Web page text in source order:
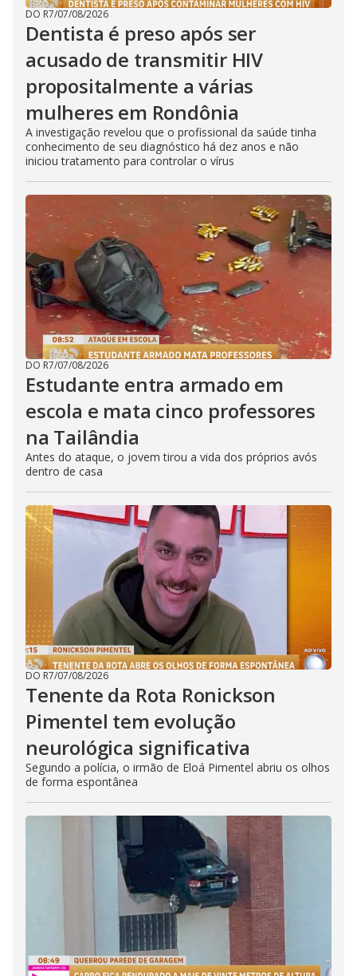
DO R7/07/08/2026
Dentista é preso após ser
acusado de transmitir HIV
propositalmente a várias
mulheres em Rondônia
A investigação revelou que o profissional da saúde tinha
conhecimento de seu diagnóstico há dez anos e não
iniciou tratamento para controlar o vírus
DO R7/07/08/2026
Estudante entra armado em
escola e mata cinco professores
na Tailândia
Antes do ataque, o jovem tirou a vida dos próprios avós
dentro de casa
DO R7/07/08/2026
Tenente da Rota Ronickson
Pimentel tem evolução
neurológica significativa
Segundo a polícia, o irmão de Eloá Pimentel abriu os olhos
de forma espontânea